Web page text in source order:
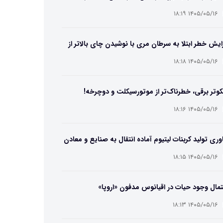
۱۴۰۵/۰۵/۱۶ ۱۸:۱۹
خطر ابتلا به سرطان مری با نوشیدن چای بالاتر از
درجه
۱۴۰۵/۰۵/۱۶ ۱۸:۱۸
برقی، خطرناک‌تر از موتورسیکلت و دوچرخه!
۱۴۰۵/۰۵/۱۶ ۱۸:۱۶
تولید کربنات لیتیوم آماده انتقال به صنایع و معادن
۱۴۰۵/۰۵/۱۶ ۱۸:۱۵
وجود حیات در اقیانوس مدفون «اروپا»
۱۴۰۵/۰۵/۱۶ ۱۸:۱۳